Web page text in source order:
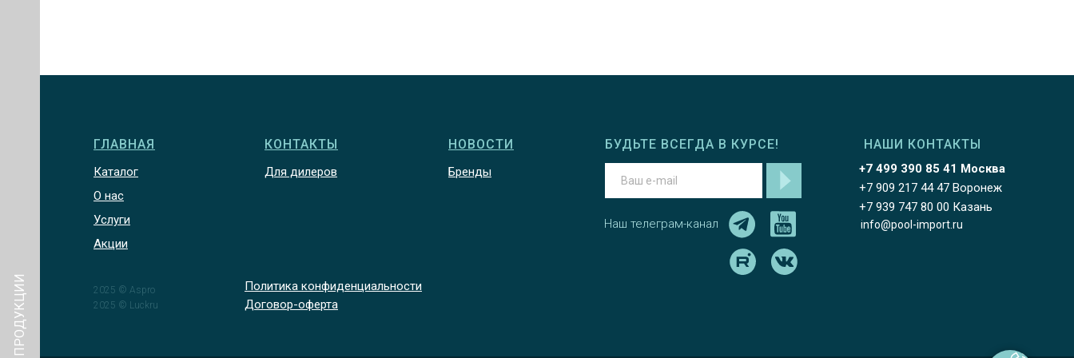
ГЛАВНАЯ
Каталог
О нас
Услуги
Акции
КОНТАКТЫ
Для дилеров
НОВОСТИ
Бренды
2025 © Aspro
2025 © Luckru
Наш телеграм-канал
БУДЬТЕ ВСЕГДА В КУРСЕ!
+7 499 390 85 41 Москва
НАШИ КОНТАКТЫ
+7 909 217 44 47 Воронеж
+7 939 747 80 00 Казань
info@pool-import.ru
Политика конфиденциальности
Договор-оферта